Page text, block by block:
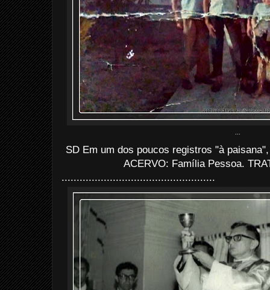
SD Em um dos poucos registros "à
ACERVO: Família Pessoa.
...................................................